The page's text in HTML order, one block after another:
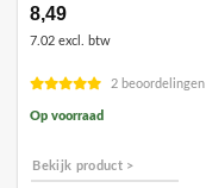
8,49
7.02 excl. btw
2 beoordelingen
Op voorraad
Bekijk product >